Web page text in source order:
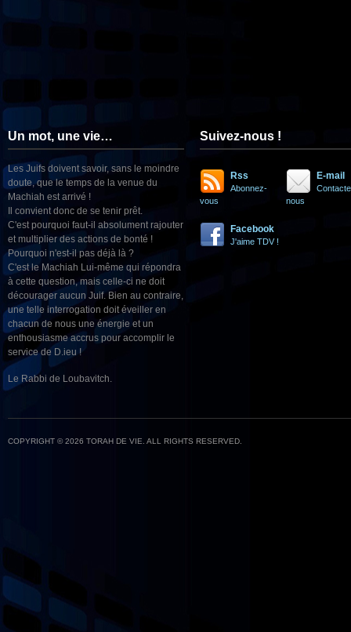
Un mot, une vie…
Les Juifs doivent savoir, sans le moindre
doute, que le temps de la venue du
Machiah est arrivé !
Il convient donc de se tenir prêt.
C'est pourquoi faut-il absolument rajouter
et multiplier des actions de bonté !
Pourquoi n'est-il pas déjà là ?
C'est le Machiah Lui-même qui répondra
à cette question, mais celle-ci ne doit
décourager aucun Juif. Bien au contraire,
une telle interrogation doit éveiller en
chacun de nous une énergie et un
enthousiasme accrus pour accomplir le
service de D.ieu !
Le Rabbi de Loubavitch.
Suivez-nous !
Rss
Abonnez-
vous
E-mail
nous
Facebook
J'aime TDV !
COPYRIGHT © 2026 TORAH DE VIE. ALL RIGHTS RESERVED.